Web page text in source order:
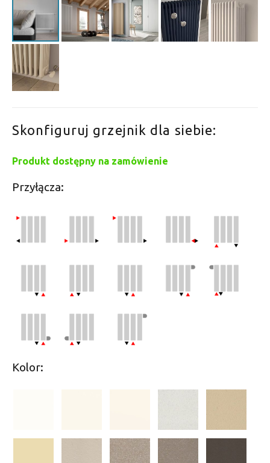
Skonfiguruj grzejnik dla siebie:
Produkt dostępny na zamówienie
Przyłącza:
Kolor: